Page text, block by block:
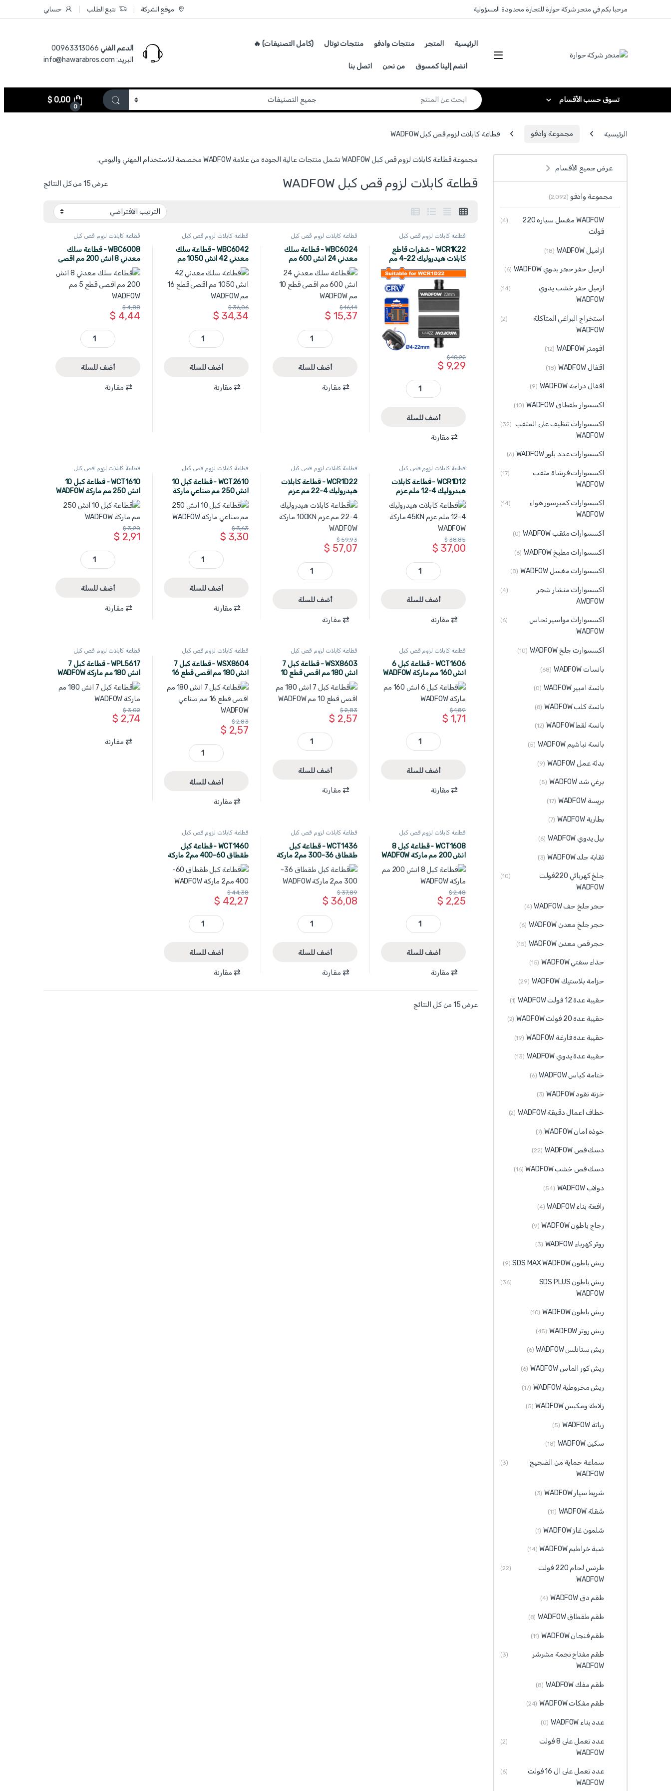
مرحبا بكم في متجر شركة حوارة للتجارة محدودة المسؤولية موقع الشركة تتبع الطلب حسابي
الرئيسية المتجر منتجات وادفو منتجات توتال (كامل التصنيفات) 🔥
انضم إلينا كمسوق من نحن اتصل بنا
الدعم الفني 00963313066‏
البريد: info@hawarabros.com
تسوق حسب الأقسام
Search for:
0
$0,00
الرئيسية مجموعة وادفو قطاعة كابلات لزوم قص كبل WADFOW
مجموعة قطاعة كابلات لزوم قص كبل WADFOW تشمل منتجات عالية الجودة من علامة WADFOW مخصصة للاستخدام المهني واليومي.
قطاعة كابلات لزوم قص كبل WADFOW عرض ⁦15⁩ من كل النتائج
قطاعة كابلات لزوم قص كبل
WCR1K22 - شفرات قاطع
كابلات هيدروليك 22-4 مم
ماركة WADFOW
$ 9,29
$10,22
WCR1K22 - شفرات قاطع كابلات هيدروليك 22-4 مم ماركة WADFOW quantity
أضف للسلة
مقارنة
قطاعة كابلات لزوم قص كبل
WBC6024 - قطاعة سلك
معدني 24 انش 600 مم
اقصى قطع 10 مم WADFOW
$ 15,37
$16,14
WBC6024 - قطاعة سلك معدني 24 انش 600 مم اقصى قطع 10 مم WADFOW quantity
أضف للسلة
مقارنة
قطاعة كابلات لزوم قص كبل
WBC6042 - قطاعة سلك
معدني 42 انش 1050 مم
اقصى قطع 16 مم WADFOW
$ 34,34
$36,06
WBC6042 - قطاعة سلك معدني 42 انش 1050 مم اقصى قطع 16 مم WADFOW quantity
أضف للسلة
مقارنة
قطاعة كابلات لزوم قص كبل
WBC6008 - قطاعة سلك
معدني 8 انش 200 مم اقصى
قطع 5 مم WADFOW
$ 4,44
$4,88
WBC6008 - قطاعة سلك معدني 8 انش 200 مم اقصى قطع 5 مم WADFOW quantity
أضف للسلة
مقارنة
قطاعة كابلات لزوم قص كبل
WCR1D12 - قطاعة كابلات
هيدروليك 4-12 ملم عزم
45KN ماركة WADFOW
$ 37,00
$38,85
WCR1D12 - قطاعة كابلات هيدروليك 4-12 ملم عزم 45KN ماركة WADFOW quantity
أضف للسلة
مقارنة
قطاعة كابلات لزوم قص كبل
WCR1D22 - قطاعة كابلات
هيدروليك 4-22 مم عزم
100KN ماركة WADFOW
$ 57,07
$59,93
WCR1D22 - قطاعة كابلات هيدروليك 4-22 مم عزم 100KN ماركة WADFOW quantity
أضف للسلة
مقارنة
قطاعة كابلات لزوم قص كبل
WCT2610 - قطاعة كبل 10
انش 250 مم صناعي ماركة
WADFOW
$ 3,30
$3,63
WCT2610 - قطاعة كبل 10 انش 250 مم صناعي ماركة WADFOW quantity
أضف للسلة
مقارنة
قطاعة كابلات لزوم قص كبل
WCT1610 - قطاعة كبل 10
انش 250 مم ماركة WADFOW
$ 2,91
$3,20
WCT1610 - قطاعة كبل 10 انش 250 مم ماركة WADFOW quantity
أضف للسلة
مقارنة
قطاعة كابلات لزوم قص كبل
WCT1606 - قطاعة كبل 6
انش 160 مم ماركة WADFOW
$ 1,71
$1,89
WCT1606 - قطاعة كبل 6 انش 160 مم ماركة WADFOW quantity
أضف للسلة
مقارنة
قطاعة كابلات لزوم قص كبل
WSX8603 - قطاعة كبل 7
انش 180 مم اقصى قطع 10
مم WADFOW
$ 2,57
$2,83
WSX8603 - قطاعة كبل 7 انش 180 مم اقصى قطع 10 مم WADFOW quantity
أضف للسلة
مقارنة
قطاعة كابلات لزوم قص كبل
WSX8604 - قطاعة كبل 7
انش 180 مم اقصى قطع 16
مم صناعي WADFOW
$ 2,57
$2,83
WSX8604 - قطاعة كبل 7 انش 180 مم اقصى قطع 16 مم صناعي WADFOW quantity
أضف للسلة
مقارنة
قطاعة كابلات لزوم قص كبل
WPL5617 - قطاعة كبل 7
انش 180 مم ماركة WADFOW
$ 2,74
$3,02
مقارنة
قطاعة كابلات لزوم قص كبل
WCT1608 - قطاعة كبل 8
انش 200 مم ماركة WADFOW
$ 2,25
$2,48
WCT1608 - قطاعة كبل 8 انش 200 مم ماركة WADFOW quantity
أضف للسلة
مقارنة
قطاعة كابلات لزوم قص كبل
WCT1436 - قطاعة كبل
طقطاق 36-300 مم2 ماركة
WADFOW
$ 36,08
$37,89
WCT1436 - قطاعة كبل طقطاق 36-300 مم2 ماركة WADFOW quantity
أضف للسلة
مقارنة
قطاعة كابلات لزوم قص كبل
WCT1460 - قطاعة كبل
طقطاق 60-400 مم2 ماركة
WADFOW
$ 42,27
$44,38
WCT1460 - قطاعة كبل طقطاق 60-400 مم2 ماركة WADFOW quantity
أضف للسلة
مقارنة
عرض ⁦15⁩ من كل النتائج
عرض جميع الأقسام
مجموعة وادفو (2٬092)
WADFOW مغسل سياره 220
فولت
(4)
ازاميل WADFOW (18)
ازميل حفر حجر يدوي WADFOW (6)
ازميل حفر خشب يدوي
WADFOW
(14)
استخراج البراغي المتآكلة
WADFOW
(2)
افومتر WADFOW (12)
اقفال WADFOW (18)
اقفال دراجة WADFOW (9)
اكسسوار طقطاق WADFOW (10)
اكسسوارات تنظيف على المثقب
WADFOW
(32)
اكسسوارات عدد بلور WADFOW (6)
اكسسوارات فرشاة مثقب
WADFOW
(17)
اكسسوارات كمبرسور هواء
WADFOW
(14)
اكسسوارات مثقب WADFOW (0)
اكسسوارات مطبخ WADFOW (6)
اكسسوارات مغسل WADFOW (8)
اكسسوارات منشار شجر
AWDFOW
(4)
اكسسوارات مواسير نحاس
WADFOW
(6)
اكسسوارت جلخ WADFOW (10)
بانسات WADFOW (68)
بانسة امبير WADFOW (0)
بانسة كلب WADFOW (8)
بانسة لقط WADFOW (12)
بانسة نباشيم WADFOW (5)
بدلة عمل WADFOW (9)
برغي شد WADFOW (5)
بريسة WADFOW (17)
بطارية WADFOW (7)
بيل يدوي WADFOW (6)
ثقابة جلد WADFOW (3)
جلخ كهربائي 220فولت
WADFOW
(10)
حجر جلخ حف WADFOW (4)
حجر جلخ معدن WADFOW (6)
حجر قص معدن WADFOW (15)
حذاء سفتي WADFOW (15)
حزامة بلاستيك WADFOW (29)
حقيبة عدة 12 فولت WADFOW (1)
حقيبة عدة 20 فولت WADFOW (2)
حقيبة عدة فارغة WADFOW (19)
حقيبة عدة يدوي WADFOW (13)
ختامة كياس WADFOW (6)
خزنة نقود WADFOW (3)
خطاف اعمال دقيقة WADFOW (2)
خوذة امان WADFOW (7)
دسك قص WADFOW (22)
دسك قص خشب WADFOW (16)
دولاب WADFOW (54)
رافعة بناء WADFOW (4)
رجاج باطون WADFOW (9)
روتر كهرباء WADFOW (3)
ريش باطون SDS MAX WADFOW (9)
ريش باطون SDS PLUS
WADFOW
(36)
ريش باطون WADFOW (10)
ريش روتر WADFOW (45)
ريش ستانلس WADFOW (6)
ريش كور الماس WADFOW (6)
ريش مخروطية WADFOW (17)
زلاطة ومكبس WADFOW (5)
زياتة WADFOW (5)
سكين WADFOW (18)
سماعة حماية من الضجيج
WADFOW
(3)
شريط سيار WADFOW (3)
شقلة WADFOW (11)
شلمون غاز WADFOW (1)
ضبة خراطيم WADFOW (14)
طرنس لحام 220 فولت
WADFOW
(22)
طقم دق WADFOW (4)
طقم طقطاق WADFOW (8)
طقم فنجان WADFOW (11)
طقم مفتاح نجمة مشرشر
WADFOW
(3)
طقم مفك WADFOW (8)
طقم مفكات WADFOW (24)
عدد بناء WADFOW (0)
عدد تعمل على 8 فولت
WADFOW
(2)
عدد تعمل على ال 16 فولت
WADFOW
(6)